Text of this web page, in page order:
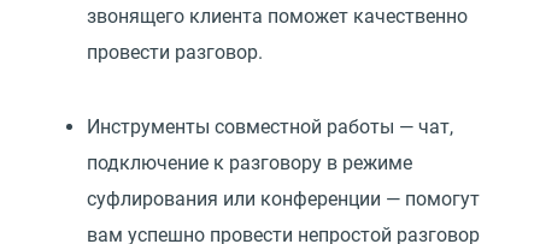
звонящего клиента поможет качественно
провести разговор.
Инструменты совместной работы — чат,
подключение к разговору в режиме
суфлирования или конференции — помогут
вам успешно провести непростой разговор